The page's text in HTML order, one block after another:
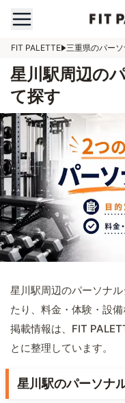
FIT PALETTE 三重県のパー
星川駅周辺の
て探す
星川駅周辺のパーソナ
たり、料金・体験・設
掲載情報は、FIT
とに整理しています。
星川駅のパーソナ